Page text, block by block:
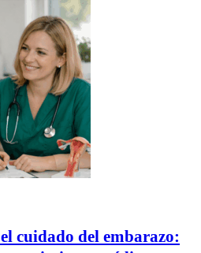
cuidado del embarazo: